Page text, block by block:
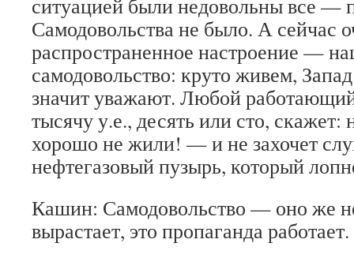
ситуацией были недовольны все —
Самодовольства не было. А сейчас
распространенное настроение —
самодовольство: круто живем,
значит уважают. Любой
тысячу у.е., десять или сто, скажет:
хорошо не жили! — и не захочет
нефтегазовый пузырь, который
Кашин: Самодовольство — оно же
вырастает, это пропаганда работает.